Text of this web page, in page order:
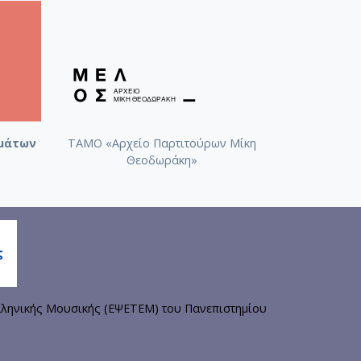
ΤΑΜΟ «Αρχείο Παρτιτούρων Μίκη
Θεοδωράκη»
Μουσικής (ΕΨΕΤΕΜ) του Πανεπιστημίου